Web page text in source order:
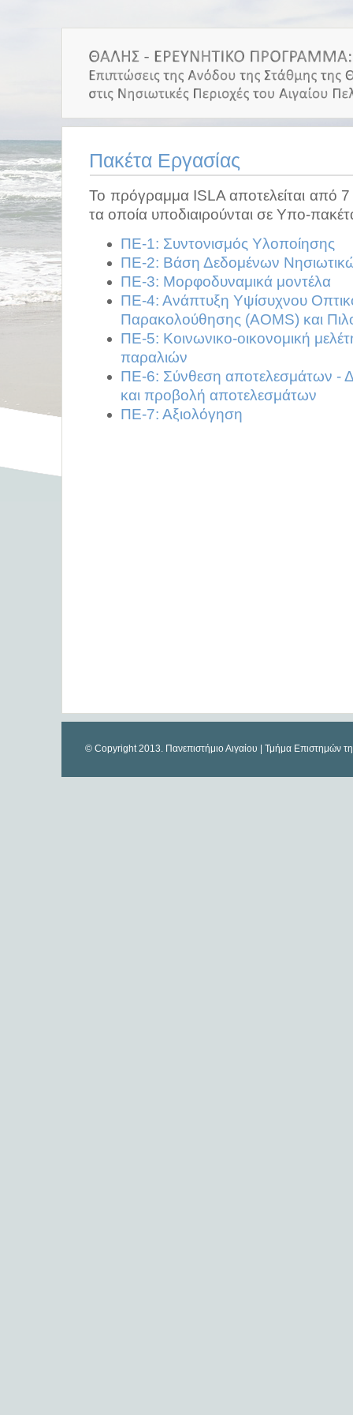
Πακέτα Εργασίας
Το πρόγραμμα ISLA αποτελείται από
τα οποία υποδιαιρούνται σε Υπο-
ΠΕ-1: Συντονισμός Υλοποίησης
ΠΕ-2: Βάση Δεδομένων
ΠΕ-3: Μορφοδυναμικά μοντέλα
ΠΕ-4: Ανάπτυξη Υψίσυχνου
Παρακολούθησης (AOMS) και
ΠΕ-5: Κοινωνικο-οικονομική
παραλιών
ΠΕ-6: Σύνθεση αποτελεσμάτων -
και προβολή αποτελεσμάτων
ΠΕ-7: Αξιολόγηση
© Copyright 2013. Πανεπιστήμιο Αιγαίου | Τμήμα Επιστημών